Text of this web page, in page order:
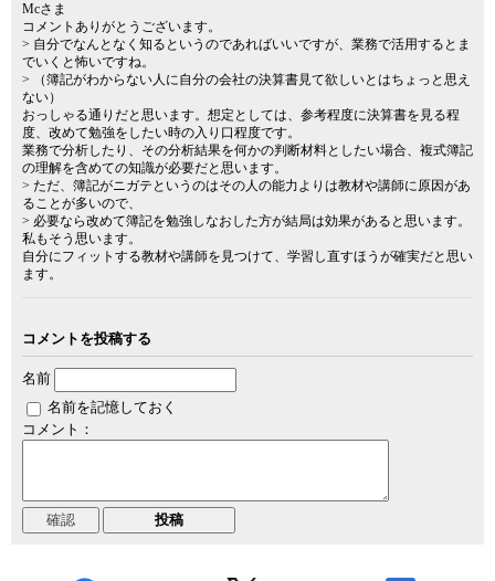
Mcさま
コメントありがとうございます。
> 自分でなんとなく知るというのであればいいですが、業務で活用するとま
でいくと怖いですね。
> （簿記がわからない人に自分の会社の決算書見て欲しいとはちょっと思え
ない）
おっしゃる通りだと思います。想定としては、参考程度に決算書を見る程
度、改めて勉強をしたい時の入り口程度です。
業務で分析したり、その分析結果を何かの判断材料としたい場合、複式簿記
の理解を含めての知識が必要だと思います。
> ただ、簿記がニガテというのはその人の能力よりは教材や講師に原因があ
ることが多いので、
> 必要なら改めて簿記を勉強しなおした方が結局は効果があると思います。
私もそう思います。
自分にフィットする教材や講師を見つけて、学習し直すほうが確実だと思い
ます。
コメントを投稿する
名前
名前を記憶しておく
コメント：